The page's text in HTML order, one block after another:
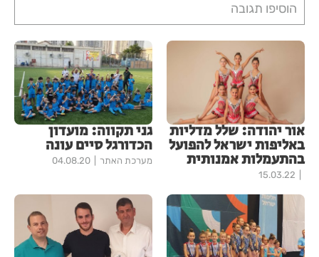
הוסיפו תגובה
אור יהודה: שלל מדליות
באליפות ישראל להפועל
בהתעמלות אמנותית
15.03.22
גני תקווה: מועדון
הכדורגל סיים עונה
מערכת האתר 04.08.20